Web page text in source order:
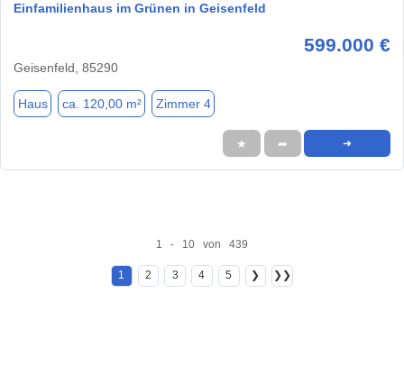
Einfamilienhaus im Grünen in Geisenfeld
599.000 €
Geisenfeld, 85290
Haus ca. 120,00 m² Zimmer 4
★ ➦ ➜
1 - 10 von 439
1 2 3 4 5 ❯ ❯❯